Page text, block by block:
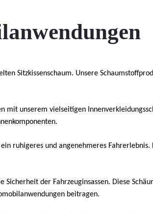
Sitzkissenschaum. Unsere
mit unserem vielseitigen
ruhigeres und angenehmeres Fahrerlebnis.
der Fahrzeuginsassen. Diese
beitragen.